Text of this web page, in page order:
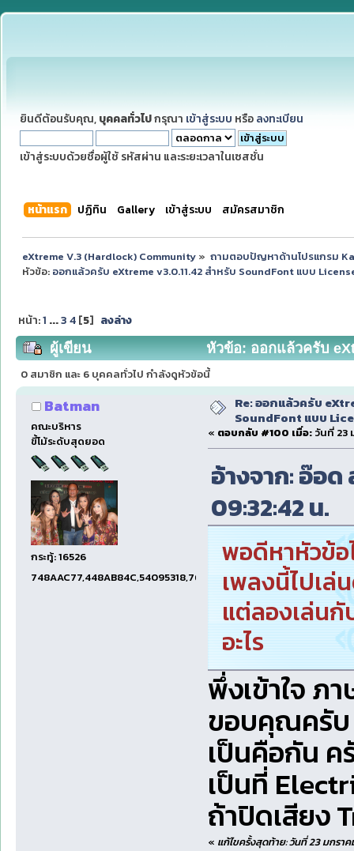
ยินดีต้อนรับคุณ, บุคคลทั่วไปกรุณา เข้าสู่ระบบ หรือ ลงทะเบียน
เข้าสู่ระบบด้วยชื่อผู้ใช้ รหัสผ่าน และระยะเวลาในเซสชั่น
หน้าแรก ปฏิทิน Gallery เข้าสู่ระบบ สมัครสมาชิก
eXtreme V.3 (Hardlock) Community» ถามตอบปัญหาด้านโปรแกรม
หัวข้อ: ออกแล้วครับ eXtreme v3.0.11.42 สำหรับ SoundFont แบบ
หน้า:1 ...3 4[5] ลงล่าง
ผู้เขียน
หัวข้อ: ออกแล้วครับ
143769 ครั้ง)
0 สมาชิก และ 6 บุคคลทั่วไป กำลังดูหัวข้อนี้
Batman
คณะบริหาร
ขี้โม้ระดับสุดยอด
กระทู้: 16526
748AAC77,448AB84C,54095318,7660DAE5,97606B15,47C5E
Re: ออกแล้วครับ
SoundFont แบบ
« ตอบกลับ #100 เมื่อ: วันที่ 23
อ้างจาก: อ๊อ
09:32:42 น.
พอดีหาหัวข้อ
เพลงนี้ไปเ
แต่ลองเล่นกั
อะไร
พึ่งเข้าใจ ภ
ขอบคุณครั
เป็นคือกัน
เป็นที่
ถ้าปิดเสียง
« แก้ไขครั้งสุดท้าย: วันที่ 23 มกรา